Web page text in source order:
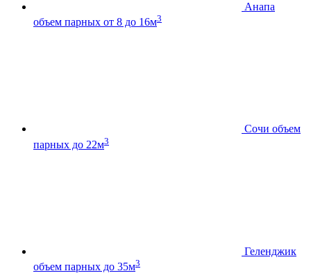
Анапа
объем парных от 8 до 16м3
Сочи объем
парных до 22м3
Геленджик
объем парных до 35м3